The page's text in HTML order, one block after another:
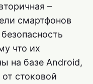
–
смартфонов
что их
на базе Android,
стоковой